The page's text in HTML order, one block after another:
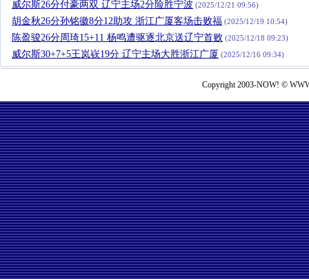
威尔斯26分付豪两双 辽宁主场2分险胜宁波 (2025/12/21 09:56)
胡金秋26分孙铭徽8分12助攻 浙江广厦客场击败福 (2025/12/19 10:54)
陈盈骏26分周琦15+11 杨鸣遭驱逐北京送辽宁首败 (2025/12/18 09:23)
威尔斯30+7+5王岚嵚19分 辽宁主场大胜浙江广厦 (2025/12/16 09:34)
Copyright 2003-NOW! ©